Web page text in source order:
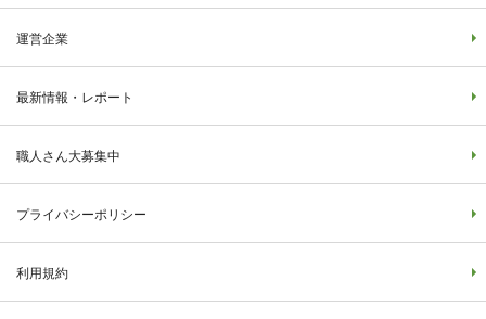
運営企業
最新情報・レポート
職人さん大募集中
プライバシーポリシー
利用規約